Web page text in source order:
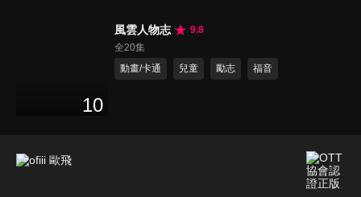
10
風雲人物志
9.8
全20集
動畫/卡通
兒童 勵志 福音